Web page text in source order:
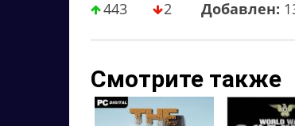
443 2 Добавлен:
Смотрите также